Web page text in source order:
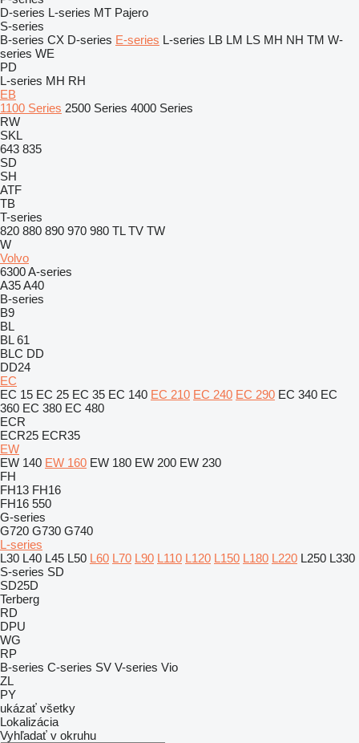
D-series L-series MT Pajero
S-series
B-series CX D-series E-series L-series LB LM LS MH NH TM W-
series WE
PD
L-series MH RH
EB
1100 Series 2500 Series 4000 Series
RW
SKL
643 835
SD
SH
ATF
TB
T-series
820 880 890 970 980 TL TV TW
W
Volvo
6300A-series
A35A40
B-series
B9
BL
BL 61
BLC DD
DD24
EC
EC 15 EC 25 EC 35 EC 140 EC 210 EC 240 EC 290 EC 340 EC
360 EC 380 EC 480
ECR
ECR25 ECR35
EW
EW 140 EW 160 EW 180 EW 200 EW 230
FH
FH13 FH16
FH16 550
G-series
G720 G730 G740
L-series
L30 L40 L45 L50 L60 L70 L90 L110 L120 L150 L180 L220 L250 L330
S-series SD
SD25D
Terberg
RD
DPU
WG
RP
B-series C-series SV V-series Vio
ZL
PY
ukázať všetky
Lokalizácia
Vyhľadať v okruhu